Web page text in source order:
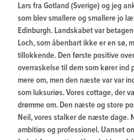
Lars fra Gotland (Sverige) og jeg
som blev smallere og smallere jo
Edinburgh. Landskabet var
Loch, som åbenbart ikke er en sø,
tillokkende. Den første positive
overraskelse til dem som kører
mere om, men den næste var var
som luksuriøs. Vores cottage, der
drømme om. Den næste og store
Neil, vores stalker de næste dage.
ambitiøs og professionel. Uanset